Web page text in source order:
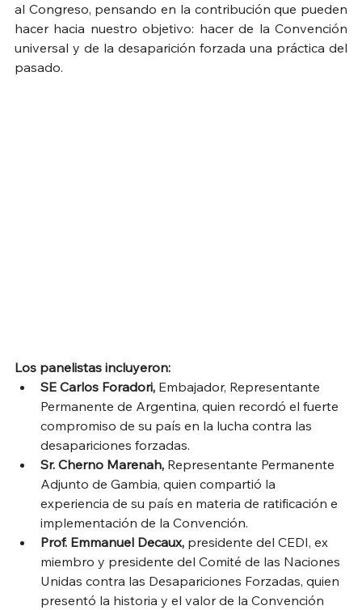
al Congreso, pensando en la contribución que pueden
hacer hacia nuestro objetivo: hacer de la Convención
universal y de la desaparición forzada una práctica del
pasado.
Los panelistas incluyeron:
SE Carlos Foradori, Embajador, Representante
Permanente de Argentina, quien recordó el fuerte
compromiso de su país en la lucha contra las
desapariciones forzadas.
Sr. Cherno Marenah, Representante Permanente
Adjunto de Gambia, quien compartió la
experiencia de su país en materia de ratificación e
implementación de la Convención.
Prof. Emmanuel Decaux, presidente del CEDI, ex
miembro y presidente del Comité de las Naciones
Unidas contra las Desapariciones Forzadas, quien
presentó la historia y el valor de la Convención